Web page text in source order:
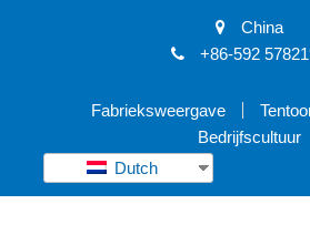
China
+86-592
Fabrieksweergave
Bedrijfscultuur
Dutch